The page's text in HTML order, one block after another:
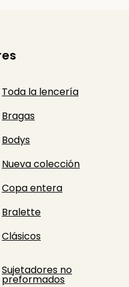
Toda la lencería
Bragas
Bodys
Nueva colección
Copa entera
Bralette
Clásicos
Sujetadores no
preformados